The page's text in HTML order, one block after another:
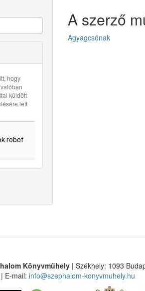
hogy
küldött
lett
A szerző
Agyagcsónak
Könyvműhely | Székhely: 1093
E-mail: info@szephalom-konyvmuhely.hu